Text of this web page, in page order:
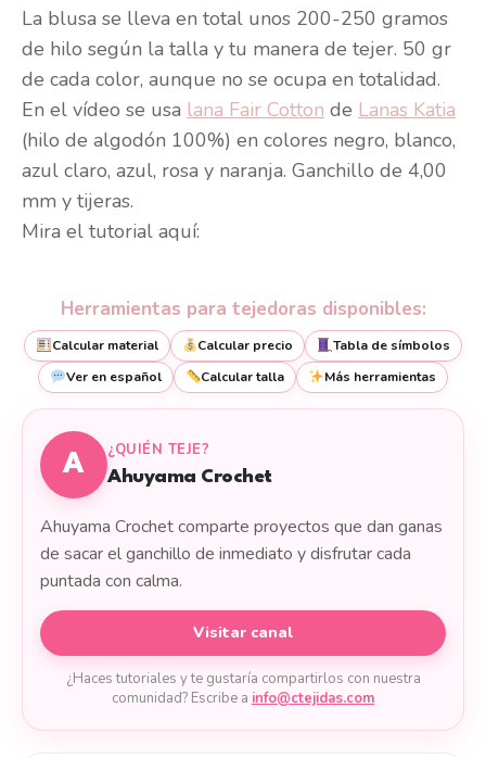
La blusa se lleva en total unos 200-250 gramos
de hilo según la talla y tu manera de tejer. 50 gr
de cada color, aunque no se ocupa en totalidad.
En el vídeo se usa lana Fair Cotton de Lanas Katia
(hilo de algodón 100%) en colores negro, blanco,
azul claro, azul, rosa y naranja. Ganchillo de 4,00
mm y tijeras.
Mira el tutorial aquí:
Herramientas para tejedoras disponibles:
Calcular material Calcular precio
Tabla de símbolos
Ver en español
Calcular talla Más herramientas
A
¿QUIÉN TEJE?
Ahuyama Crochet
Ahuyama Crochet comparte proyectos que dan ganas
de sacar el ganchillo de inmediato y disfrutar cada
puntada con calma.
Visitar canal
¿Haces tutoriales y te gustaría compartirlos con nuestra
comunidad? Escribe a info@ctejidas.com